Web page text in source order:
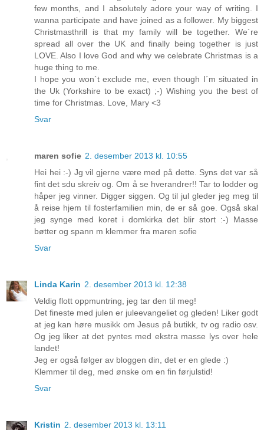
few months, and I absolutely adore your way of writing. I
wanna participate and have joined as a follower. My biggest
Christmasthrill is that my family will be together. We´re
spread all over the UK and finally being together is just
LOVE. Also I love God and why we celebrate Christmas is a
huge thing to me.
I hope you won`t exclude me, even though I´m situated in
the Uk (Yorkshire to be exact) ;-) Wishing you the best of
time for Christmas. Love, Mary <3
Svar
maren sofie 2. desember 2013 kl. 10:55
Hei hei :-) Jg vil gjerne være med på dette. Syns det var så
fint det sdu skreiv og. Om å se hverandrer!! Tar to lodder og
håper jeg vinner. Digger siggen. Og til jul gleder jeg meg til
å reise hjem til fosterfamilien min, de er så goe. Også skal
jeg synge med koret i domkirka det blir stort :-) Masse
bøtter og spann m klemmer fra maren sofie
Svar
Linda Karin 2. desember 2013 kl. 12:38
Veldig flott oppmuntring, jeg tar den til meg!
Det fineste med julen er juleevangeliet og gleden! Liker godt
at jeg kan høre musikk om Jesus på butikk, tv og radio osv.
Og jeg liker at det pyntes med ekstra masse lys over hele
landet!
Jeg er også følger av bloggen din, det er en glede :)
Klemmer til deg, med ønske om en fin førjulstid!
Svar
Kristin 2. desember 2013 kl. 13:11